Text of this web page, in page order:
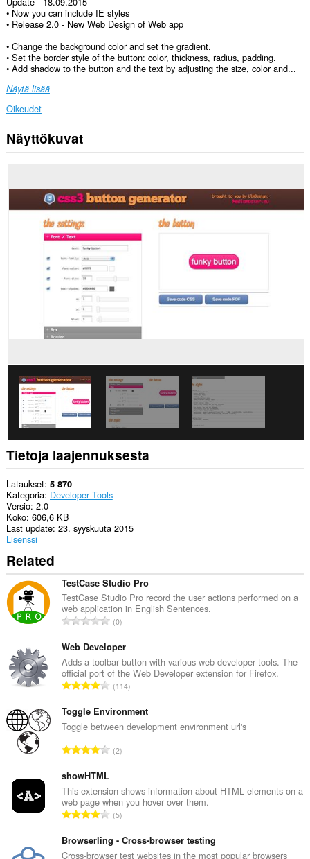
• Now you can include IE styles
• Release 2.0 - New Web Design of Web app
• Change the background color and set the gradient.
• Set the border style of the button: color, thickness, radius, padding.
• Add shadow to the button and the text by adjusting the size, color and...
Näytä lisää
Oikeudet
Laajennuksella
on
verkkosivustoissa.
Laajennuksella
selaushistoriaasi.
Näyttökuvat
Tietoja laajennuksesta
Lataukset 5 870
Kategoria Developer Tools
Versio 2.0
Koko 606,6 KB
Last update 23. syyskuuta 2015
Lisenssi
Related
TestCase Studio Pro
TestCase Studio Pro record the user actions performed on a
web application in English Sentences.
A
v
i
o
i
a
y
h
e
n
s
:
0
Web Developer
Adds a toolbar button with various web developer tools. The
official port of the Web Developer extension for Firefox.
A
v
i
i
a
y
h
e
e
114
Toggle Environment
Toggle between development environment url's
A
v
i
o
i
a
2
showHTML
This extension shows information about HTML elements on a
web page when you hover over them.
A
v
i
5
Browserling - Cross-browser testing
Cross-browser test websites in the most popular browsers